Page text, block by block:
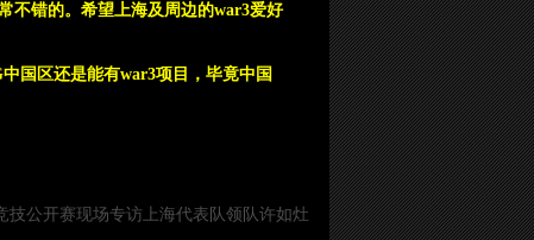
不错的。希望上海及周边的war3爱好
国区还是能有war3项目，毕竟中国
技公开赛现场专访上海代表队领队许如灶